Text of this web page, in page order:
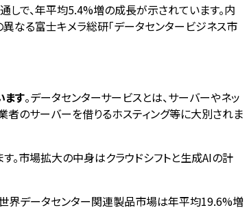
で、年平均5.4%増の成長が示されています。内
なる富士キメラ総研「データセンタービジネス市
ます。データセンターサービスとは、サーバーやネッ
者のサーバーを借りるホスティング等に大別されま
市場拡大の中身はクラウドシフトと生成AIの計
界データセンター関連製品市場は年平均19.6%増